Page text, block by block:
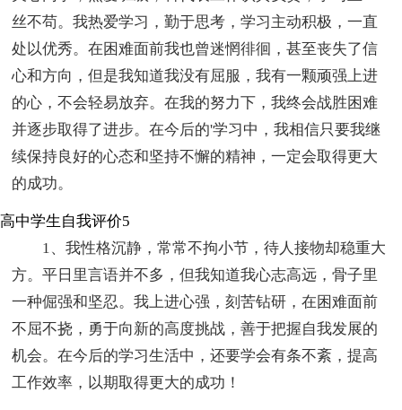
丝不苟。我热爱学习，勤于思考，学习主动积极，一直
处以优秀。在困难面前我也曾迷惘徘徊，甚至丧失了信
心和方向，但是我知道我没有屈服，我有一颗顽强上进
的心，不会轻易放弃。在我的努力下，我终会战胜困难
并逐步取得了进步。在今后的'学习中，我相信只要我继
续保持良好的心态和坚持不懈的精神，一定会取得更大
的成功。
高中学生自我评价5
1、我性格沉静，常常不拘小节，待人接物却稳重大
方。平日里言语并不多，但我知道我心志高远，骨子里
一种倔强和坚忍。我上进心强，刻苦钻研，在困难面前
不屈不挠，勇于向新的高度挑战，善于把握自我发展的
机会。在今后的学习生活中，还要学会有条不紊，提高
工作效率，以期取得更大的成功！